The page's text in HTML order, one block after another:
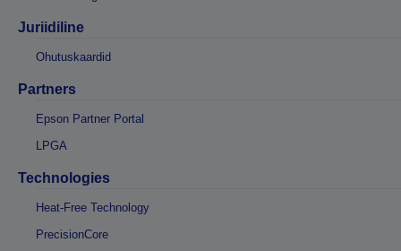
Juriidiline
Ohutuskaardid
Partners
Epson Partner Portal
LPGA
Technologies
Heat-Free Technology
PrecisionCore